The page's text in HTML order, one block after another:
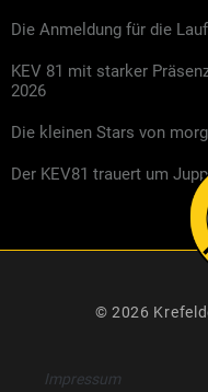
Die Anmeldung für die
KEV 81 mit starker
2026
Die kleinen Stars von
Der KEV81 trauert um
© 2026
Impressum